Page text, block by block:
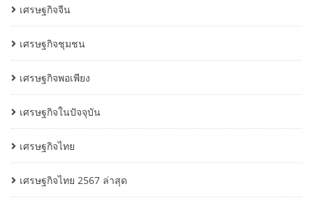
เศรษฐกิจจีน
เศรษฐกิจชุมชน
เศรษฐกิจพอเพียง
เศรษฐกิจในปัจจุบัน
เศรษฐกิจไทย
เศรษฐกิจไทย 2567 ล่าสุด